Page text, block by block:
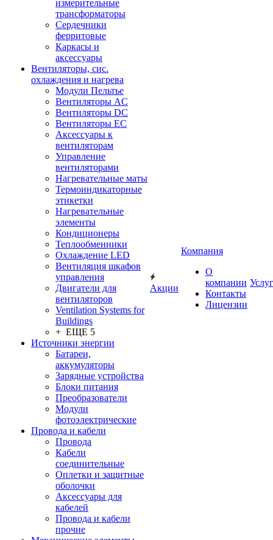
измерительные
трансформаторы
Сердечники
ферритовые
Каркасы и
аксессуары
Вентиляторы, сис.
охлаждения и нагрева
Модули Пельтье
Вентиляторы AC
Вентиляторы DC
Вентиляторы EC
Аксессуары к
вентиляторам
Управление
вентиляторами
Нагревательные маты
Термоиндикаторные
этикетки
Нагревательные
элементы
Кондиционеры
Теплообменники
Охлаждение LED
Вентиляция шкафов
управления
Двигатели для
вентиляторов
Ventilation Systems for
Buildings
+ ЕЩЕ 5
Источники энергии
Батареи,
аккумуляторы
Зарядные устройства
Блоки питания
Преобразователи
Модули
фотоэлектрические
Провода и кабели
Провода
Кабели
соединительные
Оплетки и защитные
оболочки
Аксессуары для
кабелей
Провода и кабели
прочие
Акции
Компания
О
компании
Контакты
Лицензии